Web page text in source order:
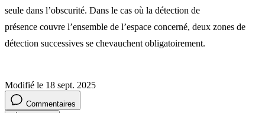
seule dans l’obscurité. Dans le cas où la détection de
présence couvre l’ensemble de l’espace concerné, deux zones de
détection successives se chevauchent obligatoirement.
Modifié le 18 sept. 2025
Commentaires